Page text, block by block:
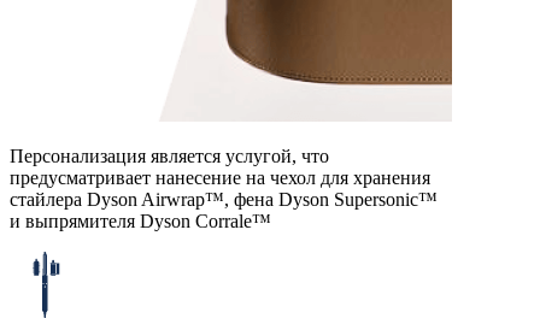
Персонализация является услугой, что
предусматривает нанесение на чехол для хранения
стайлера Dyson Airwrap™, фена Dyson Supersonic™
и выпрямителя Dyson Corralе™